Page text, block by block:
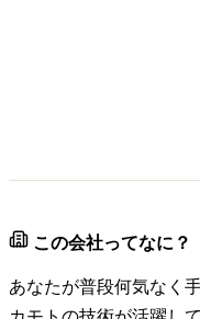
この会社ってなに？
あなたが普段何気なく